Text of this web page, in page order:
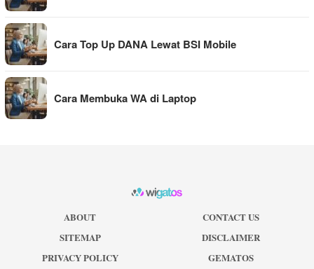
Cara Top Up DANA Lewat BSI Mobile
Cara Membuka WA di Laptop
ABOUT
CONTACT US
SITEMAP
DISCLAIMER
PRIVACY POLICY
GEMATOS